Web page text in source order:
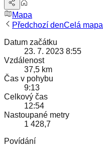
Mapa
Předchozí denCelá mapa
Datum začátku
23. 7. 2023 8:55
Vzdálenost
37,5 km
Čas v pohybu
9:13
Celkový čas
12:54
Nastoupané metry
1 428,7
Povídání